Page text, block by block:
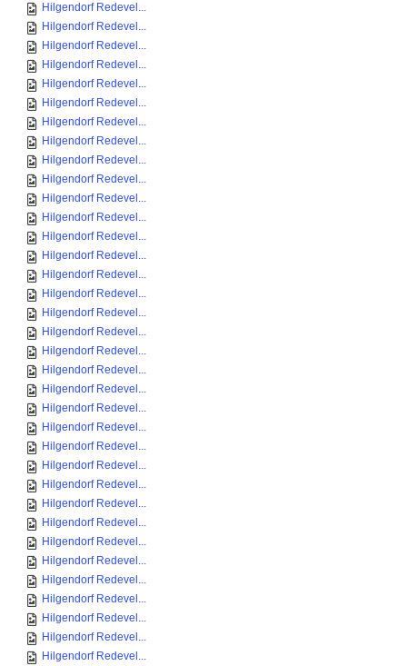
Hilgendorf Redevel...
Hilgendorf Redevel...
Hilgendorf Redevel...
Hilgendorf Redevel...
Hilgendorf Redevel...
Hilgendorf Redevel...
Hilgendorf Redevel...
Hilgendorf Redevel...
Hilgendorf Redevel...
Hilgendorf Redevel...
Hilgendorf Redevel...
Hilgendorf Redevel...
Hilgendorf Redevel...
Hilgendorf Redevel...
Hilgendorf Redevel...
Hilgendorf Redevel...
Hilgendorf Redevel...
Hilgendorf Redevel...
Hilgendorf Redevel...
Hilgendorf Redevel...
Hilgendorf Redevel...
Hilgendorf Redevel...
Hilgendorf Redevel...
Hilgendorf Redevel...
Hilgendorf Redevel...
Hilgendorf Redevel...
Hilgendorf Redevel...
Hilgendorf Redevel...
Hilgendorf Redevel...
Hilgendorf Redevel...
Hilgendorf Redevel...
Hilgendorf Redevel...
Hilgendorf Redevel...
Hilgendorf Redevel...
Hilgendorf Redevel...